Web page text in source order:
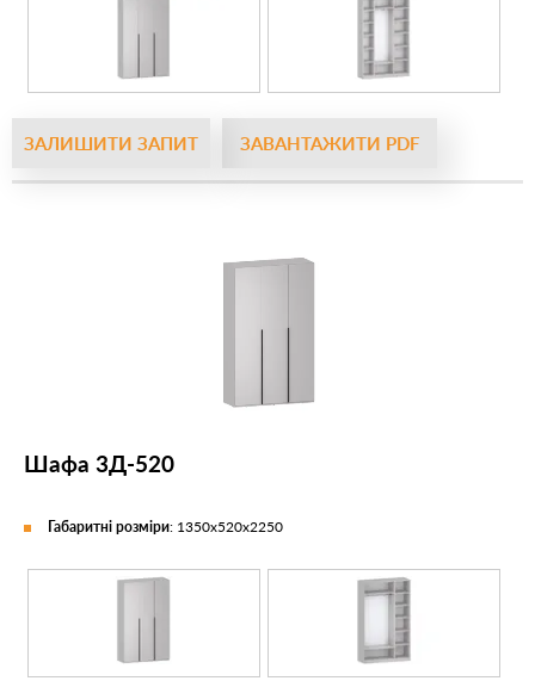
ЗАЛИШИТИ ЗАПИТ ЗАВАНТАЖИТИ PDF
Шафа 3Д-520
Габаритні розміри: 1350х520х2250